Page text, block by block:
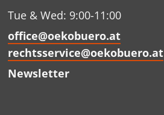
Tue & Wed: 9:00-11:00
office@oekobuero.at
rechtsservice@oekobuero.at
Newsletter